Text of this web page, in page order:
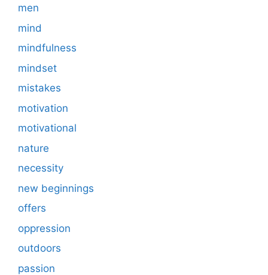
men
mind
mindfulness
mindset
mistakes
motivation
motivational
nature
necessity
new beginnings
offers
oppression
outdoors
passion